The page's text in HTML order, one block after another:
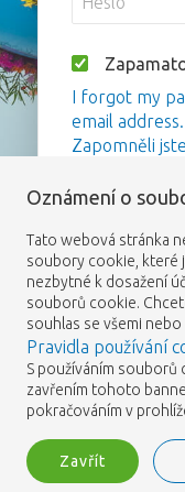
I forgot my
email address.
Zapomněli
Oznámení o
Tato webová stránka
soubory cookie, které
nezbytné k dosažení
souborů cookie.
souhlas se všemi
Pravidla používání
S používáním
zavřením tohoto
pokračováním v
Zavřít